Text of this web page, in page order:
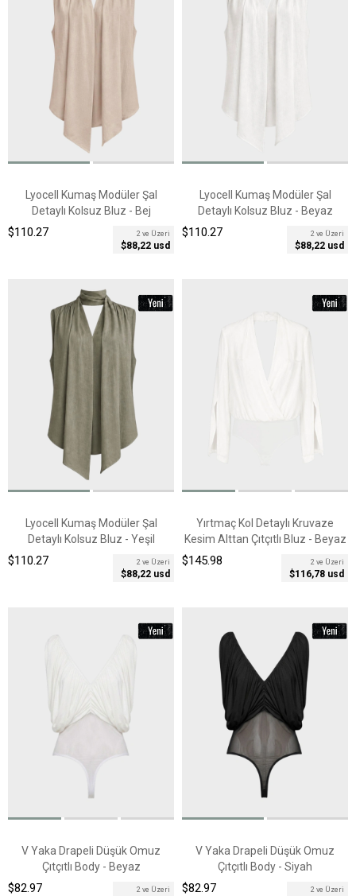
Lyocell Kumaş Modüler Şal
Detaylı Kolsuz Bluz - Bej
2 ve Üzeri
$88,22 usd
$110.27
Lyocell Kumaş Modüler Şal
Detaylı Kolsuz Bluz - Beyaz
2 ve Üzeri
$88,22 usd
$110.27
Lyocell Kumaş Modüler Şal
Detaylı Kolsuz Bluz - Yeşil
2 ve Üzeri
$88,22 usd
$110.27
Yırtmaç Kol Detaylı Kruvaze
Kesim Alttan Çıtçıtlı Bluz - Beyaz
2 ve Üzeri
$116,78 usd
$145.98
V Yaka Drapeli Düşük Omuz
Çıtçıtlı Body - Beyaz
2 ve Üzeri
$82.97
V Yaka Drapeli Düşük Omuz
Çıtçıtlı Body - Siyah
2 ve Üzeri
$82.97